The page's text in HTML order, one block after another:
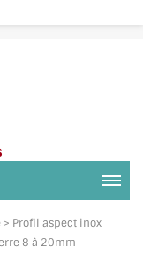
Profil aspect inox
8 à 20mm